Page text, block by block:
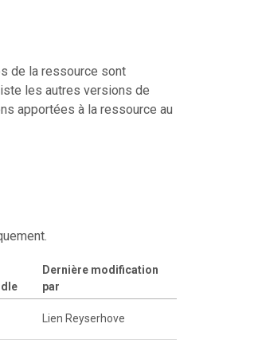
de la ressource sont
les autres versions de
apportées à la ressource au
Dernière modification
par
Lien Reyserhove